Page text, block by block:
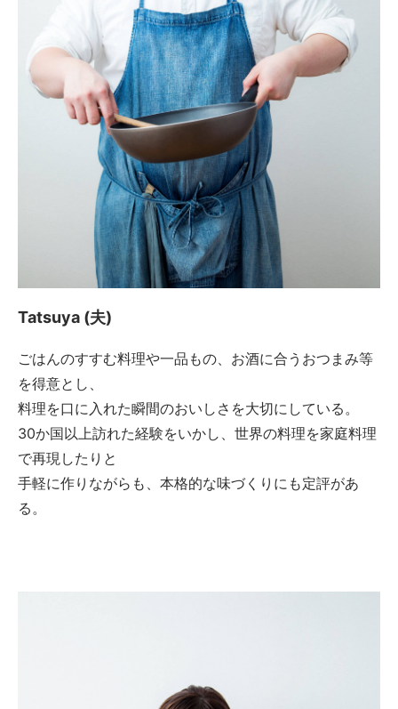
Tatsuya (夫)
ごはんのすすむ料理や一品もの、お酒に合うおつまみ等
を得意とし、
料理を口に入れた瞬間のおいしさを大切にしている。
30か国以上訪れた経験をいかし、世界の料理を家庭料理
で再現したりと
手軽に作りながらも、本格的な味づくりにも定評があ
る。